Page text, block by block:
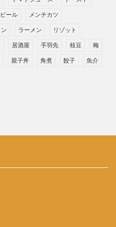
ビール メンチカツ
ラーメン リゾット
居酒屋 手羽先 枝豆 梅
親子丼 角煮 餃子 魚介